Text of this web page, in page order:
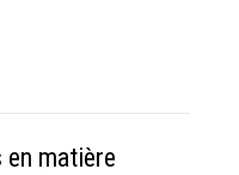
en matière